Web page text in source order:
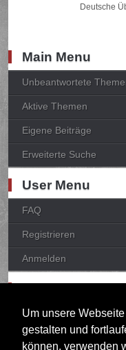
Um unsere
gestalten und
können, verwenden
Deutsche
Main Menu
Unbeantwortete
Aktive Themen
Eigene Beiträge
Erweiterte Suche
User Menu
FAQ
Registrieren
Anmelden